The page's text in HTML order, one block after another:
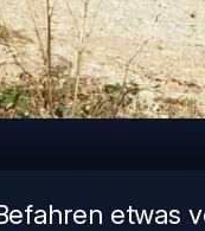
etwas